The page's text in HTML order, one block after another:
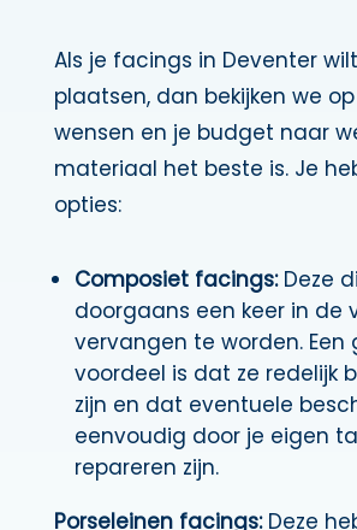
Als je facings in Deventer
plaatsen, dan bekijken we
wensen en je budget naar
materiaal het beste is. Je
opties:
Composiet facings:Deze
doorgaans een keer in de
vervangen te worden. Een
voordeel is dat ze redelijk
zijn en dat eventuele
eenvoudig door je eigen
repareren zijn.
Porseleinen facings:Deze